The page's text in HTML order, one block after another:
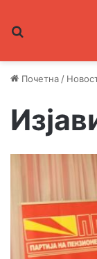
Почетна /